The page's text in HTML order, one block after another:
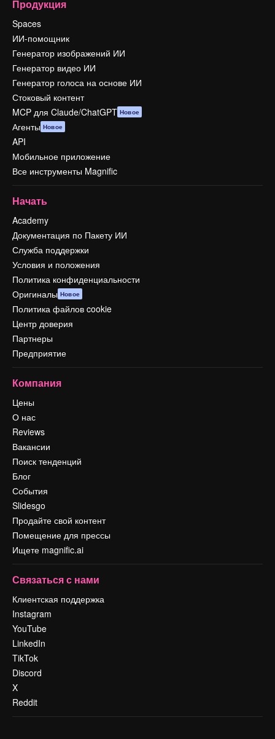
Продукция
Spaces
ИИ-помощник
Генератор изображений ИИ
Генератор видео ИИ
Генератор голоса на основе ИИ
Стоковый контент
MCP для Claude/ChatGPT Новое
Агенты Новое
API
Мобильное приложение
Все инструменты Magnific
Начать
Academy
Документация по Пакету ИИ
Служба поддержки
Условия и положения
Политика конфиденциальности
Оригиналы Новое
Политика файлов cookie
Центр доверия
Партнеры
Предприятие
Компания
Цены
О нас
Reviews
Вакансии
Поиск тенденций
Блог
События
Slidesgo
Продайте свой контент
Помещение для прессы
Ищете magnific.ai
Связаться с нами
Клиентская поддержка
Instagram
YouTube
LinkedIn
TikTok
Discord
X
Reddit